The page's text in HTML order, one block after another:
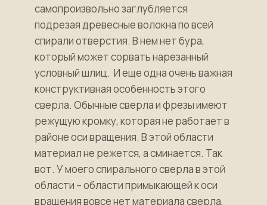
самопроизвольно заглубляется
подрезая древесные волокна по всей
спирали отверстия. В нем нет бура,
который может сорвать нарезанный
условный шлиц. И еще одна очень важная
конструктивная особенность этого
сверла. Обычные сверла и фрезы имеют
режущую кромку, которая не работает в
районе оси вращения. В этой области
материал не режется, а сминается. Так
вот. У моего спирального сверла в этой
области – области примыкающей к оси
вращения вовсе нет материала сверла,